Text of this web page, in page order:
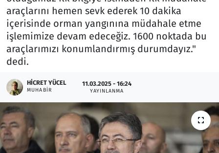
araçlarını hemen sevk ederek 10 dakika
içerisinde orman yangınına müdahale etme
işlemimize devam edeceğiz. 1600 noktada bu
araçlarımızı konumlandırmış durumdayız."
dedi.
HICRET YÜCEL
MUHABIR
11.03.2025 - 16:24
YAYINLANMA
Otomobil
Oyun
Ramazan
Resmi İlanlar
Rüya Tabirleri
Sağlık